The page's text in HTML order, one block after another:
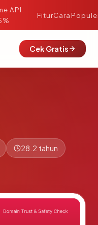
API:
FiturCara
Cek Gratis
28.2 tahun